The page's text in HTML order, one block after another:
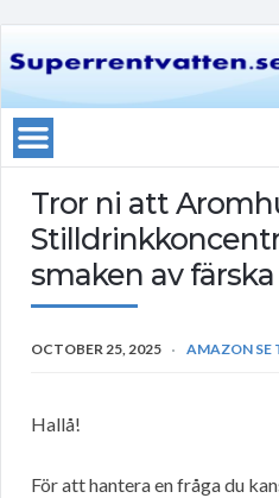
Tror ni att
smaken av
OCTOBER 25, 2025 AMAZON SE
Hallå!
För att hantera en fråga du